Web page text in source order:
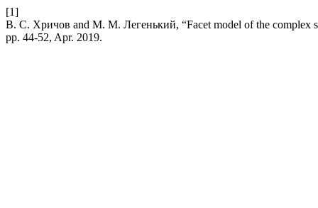
[1]
В. С. Хричов and М. М. Легенький, “Facet model of the complex
pp. 44-52, Apr. 2019.